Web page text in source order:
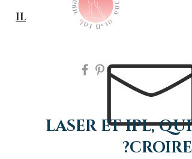
IL
LASER ET IPL, QUI
CROIRE?